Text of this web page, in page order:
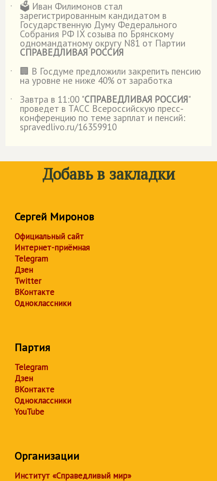
˙
🗳️ Иван Филимонов стал
зарегистрированным кандидатом в
Государственную Думу Федерального
Собрания РФ IX созыва по Брянскому
одномандатному округу N81 от Партии
СПРАВЕДЛИВАЯ РОССИЯ
˙
🏢 В Госдуме предложили закрепить пенсию
на уровне не ниже 40% от заработка
˙
Завтра в 11:00 "СПРАВЕДЛИВАЯ РОССИЯ"
проведет в ТАСС Всероссийскую пресс-
конференцию по теме зарплат и пенсий:
spravedlivo.ru/16359910
Добавь в закладки
Сергей Миронов
Официальный сайт
Интернет-приёмная
Telegram
Дзен
Twitter
ВКонтакте
Одноклассники
Партия
Telegram
Дзен
ВКонтакте
Одноклассники
YouTube
Организации
Институт «Справедливый мир»